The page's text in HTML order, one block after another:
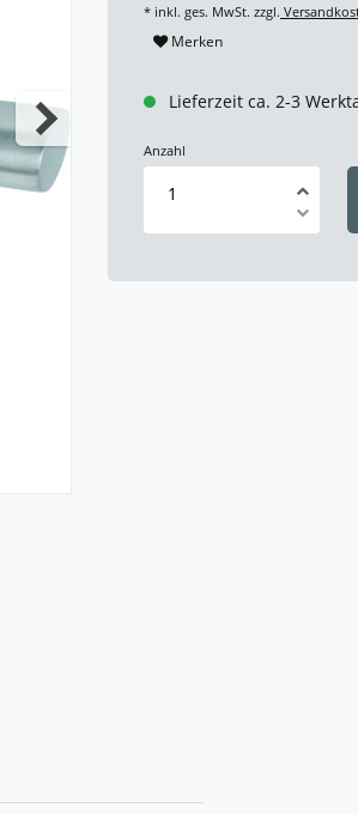
* inkl. ges. MwSt. zzgl.
Merken
Lieferzeit ca. 2-3
Anzahl